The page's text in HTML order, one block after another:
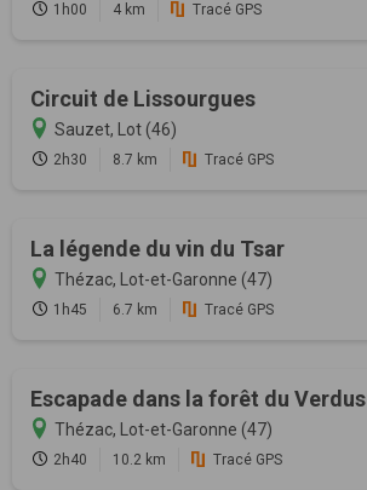
1h00 4 km Tracé GPS
Circuit de Lissourgues
Sauzet, Lot (46)
2h30 8.7 km Tracé GPS
La légende du vin du Tsar
Thézac, Lot-et-Garonne (47)
1h45 6.7 km Tracé GPS
Escapade dans la forêt du Verdus
Thézac, Lot-et-Garonne (47)
2h40 10.2 km Tracé GPS